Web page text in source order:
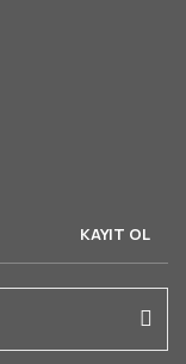
KAYIT OL